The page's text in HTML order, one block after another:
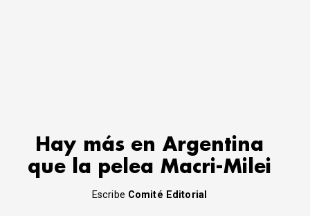
Hay más en Argentina
que la pelea Macri-Milei
Escribe Comité Editorial